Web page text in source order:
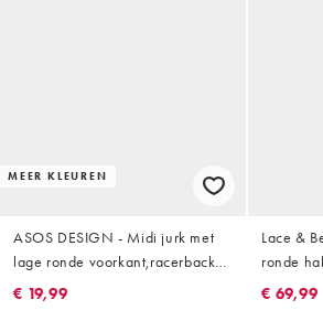
MEER KLEUREN
ASOS DESIGN - Midi jurk met
lage ronde voorkant,racerback
en siernaden in goudgroen
€ 19,99
Lace &
ronde
€ 69,99